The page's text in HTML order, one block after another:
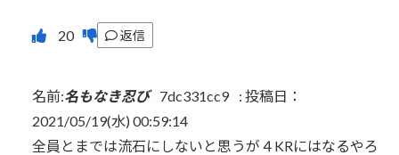
返信
名前:名もなき忍び 7dc331cc9 : 投稿日：
2021/05/19(水) 00:59:14
全員とまでは流石にしないと思うが４KRにはなるやろ